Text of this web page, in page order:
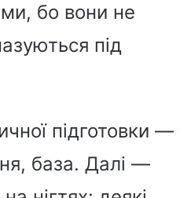
бо вони не
під
підготовки —
база. Далі —